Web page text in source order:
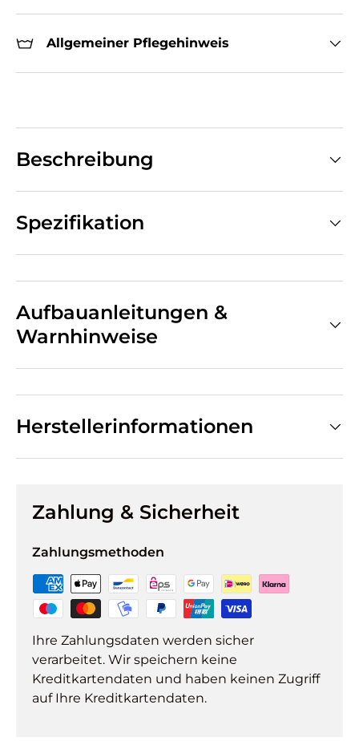
Allgemeiner Pflegehinweis
Beschreibung
Spezifikation
Aufbauanleitungen &
Warnhinweise
Herstellerinformationen
Zahlung & Sicherheit
Zahlungsmethoden
Ihre Zahlungsdaten werden sicher
verarbeitet. Wir speichern keine
Kreditkartendaten und haben keinen Zugriff
auf Ihre Kreditkartendaten.